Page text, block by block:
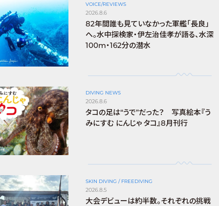
VOICE/REVIEWS
2026.8.6
82年間誰も見ていなかった軍艦「長良」
へ。水中探検家・伊左治佳孝が語る、水深
100m・162分の潜水
DIVING NEWS
2026.8.6
タコの足は“うで”だった？ 写真絵本『う
みにすむ にんじゃ タコ』8月刊行
SKIN DIVING / FREEDIVING
2026.8.5
大会デビューは約半数。それぞれの挑戦